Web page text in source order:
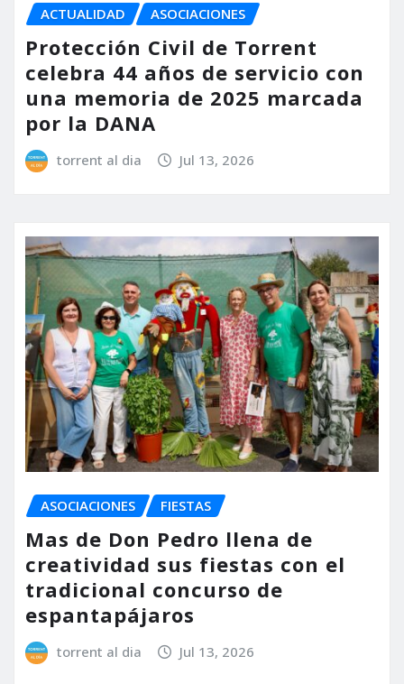
ACTUALIDAD ASOCIACIONES
Protección Civil de Torrent
celebra 44 años de servicio con
una memoria de 2025 marcada
por la DANA
torrent al dia Jul 13, 2026
ASOCIACIONES FIESTAS
Mas de Don Pedro llena de
creatividad sus fiestas con el
tradicional concurso de
espantapájaros
torrent al dia Jul 13, 2026